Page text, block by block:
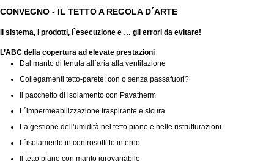
CONVEGNO - IL TETTO A REGOLA D´ARTE
Il sistema, i prodotti, l`esecuzione e … gli errori da evitare!
L’ABC della copertura ad elevate prestazioni
Dal manto di tenuta all`aria alla ventilazione
Collegamenti tetto-parete: con o senza passafuori?
Il pacchetto di isolamento con Pavatherm
L´impermeabilizzazione traspirante e sicura
La gestione dell’umidità nel tetto piano e nelle ristrutturazioni
L´isolamento in controsoffitto interno
Il tetto piano con manto igrovariabile